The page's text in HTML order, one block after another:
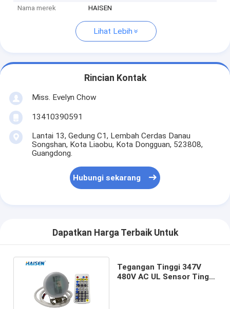
Nama merek HAISEN
Lihat Lebih
Rincian Kontak
Miss. Evelyn Chow
13410390591
Lantai 13, Gedung C1, Lembah Cerdas Danau
Songshan, Kota Liaobu, Kota Dongguan, 523808,
Guangdong.
Hubungi sekarang
Dapatkan Harga Terbaik Untuk
Tegangan Tinggi 347V
480V AC UL Sensor Tinggi